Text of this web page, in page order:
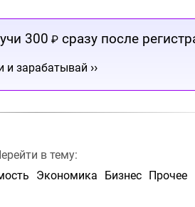
300 ₽ сразу после
и зарабатывай ››
в тему:
Экономика Бизнес Прочее